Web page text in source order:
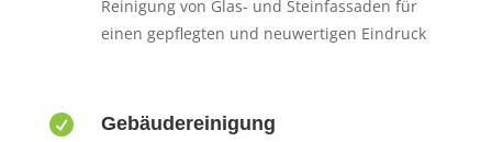
Reinigung von Glas- und Steinfassaden für
einen gepflegten und neuwertigen Eindruck
 Gebäudereinigung